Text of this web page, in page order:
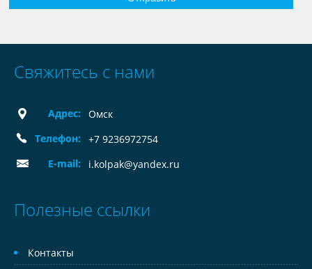
Свяжитесь с нами
Адрес:
Омск
Телефон:
+7 9236972754
E-mail:
i.kolpak@yandex.ru
Полезные ссылки
Контакты